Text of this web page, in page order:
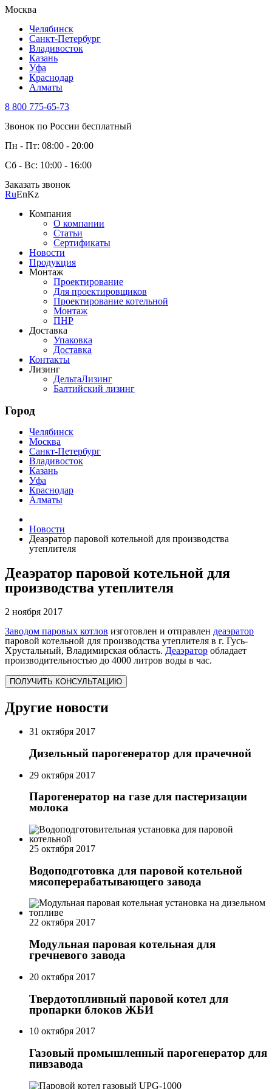
Москва
Челябинск
Санкт-Петербург
Владивосток
Казань
Уфа
Краснодар
Алматы
8 800 775-65-73
Звонок по России бесплатный
Пн - Пт: 08:00 - 20:00
Сб - Вс: 10:00 - 16:00
Заказать звонок
RuEnKz
Компания
О компании
Статьи
Сертификаты
Новости
Продукция
Монтаж
Проектирование
Для проектировщиков
Проектирование котельной
Монтаж
ПНР
Доставка
Упаковка
Доставка
Контакты
Лизинг
ДельтаЛизинг
Балтийский лизинг
Город
Челябинск
Москва
Санкт-Петербург
Владивосток
Казань
Уфа
Краснодар
Алматы
Новости
Деаэратор паровой котельной для производства
утеплителя
Деаэратор паровой котельной для
производства утеплителя
2 ноября 2017
Заводом паровых котлов изготовлен и отправлен деаэратор
паровой котельной для производства утеплителя в г. Гусь-
Хрустальный, Владимирская область. Деаэратор обладает
производительностью до 4000 литров воды в час.
ПОЛУЧИТЬ КОНСУЛЬТАЦИЮ
Другие новости
31 октября 2017
Дизельный парогенератор для прачечной
29 октября 2017
Парогенератор на газе для пастеризации
молока
25 октября 2017
Водоподготовка для паровой котельной
мясоперерабатывающего завода
22 октября 2017
Модульная паровая котельная для
гречневого завода
20 октября 2017
Твердотопливный паровой котел для
пропарки блоков ЖБИ
10 октября 2017
Газовый промышленный парогенератор для
пивзавода